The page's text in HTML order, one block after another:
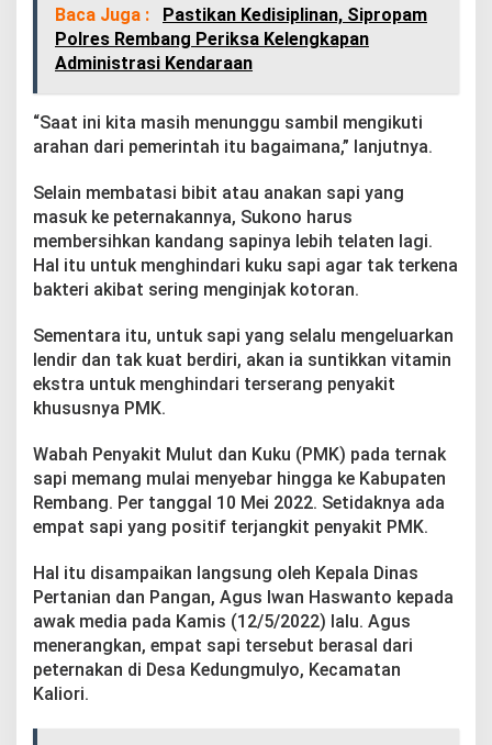
Baca Juga :
Pastikan Kedisiplinan, Sipropam
Polres Rembang Periksa Kelengkapan
Administrasi Kendaraan
“Saat ini kita masih menunggu sambil mengikuti
arahan dari pemerintah itu bagaimana,” lanjutnya.
Selain membatasi bibit atau anakan sapi yang
masuk ke peternakannya, Sukono harus
membersihkan kandang sapinya lebih telaten lagi.
Hal itu untuk menghindari kuku sapi agar tak terkena
bakteri akibat sering menginjak kotoran.
Sementara itu, untuk sapi yang selalu mengeluarkan
lendir dan tak kuat berdiri, akan ia suntikkan vitamin
ekstra untuk menghindari terserang penyakit
khususnya PMK.
Wabah Penyakit Mulut dan Kuku (PMK) pada ternak
sapi memang mulai menyebar hingga ke Kabupaten
Rembang. Per tanggal 10 Mei 2022. Setidaknya ada
empat sapi yang positif terjangkit penyakit PMK.
Hal itu disampaikan langsung oleh Kepala Dinas
Pertanian dan Pangan, Agus Iwan Haswanto kepada
awak media pada Kamis (12/5/2022) lalu. Agus
menerangkan, empat sapi tersebut berasal dari
peternakan di Desa Kedungmulyo, Kecamatan
Kaliori.